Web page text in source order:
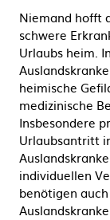
Niemand hofft
schwere
Urlaubs heim.
heimische
medizinische
Insbesondere
Urlaubsantritt
individuellen
benötigen